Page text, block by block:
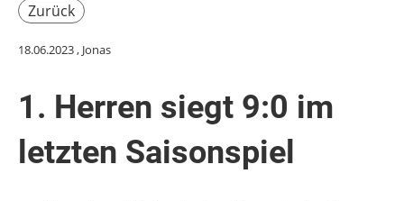
Zurück
18.06.2023, Jonas
1. Herren siegt 9:0 im
letzten Saisonspiel